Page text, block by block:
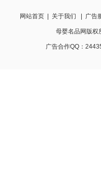
网站首页 关于我们 广告
母婴名品网版
广告合作QQ：